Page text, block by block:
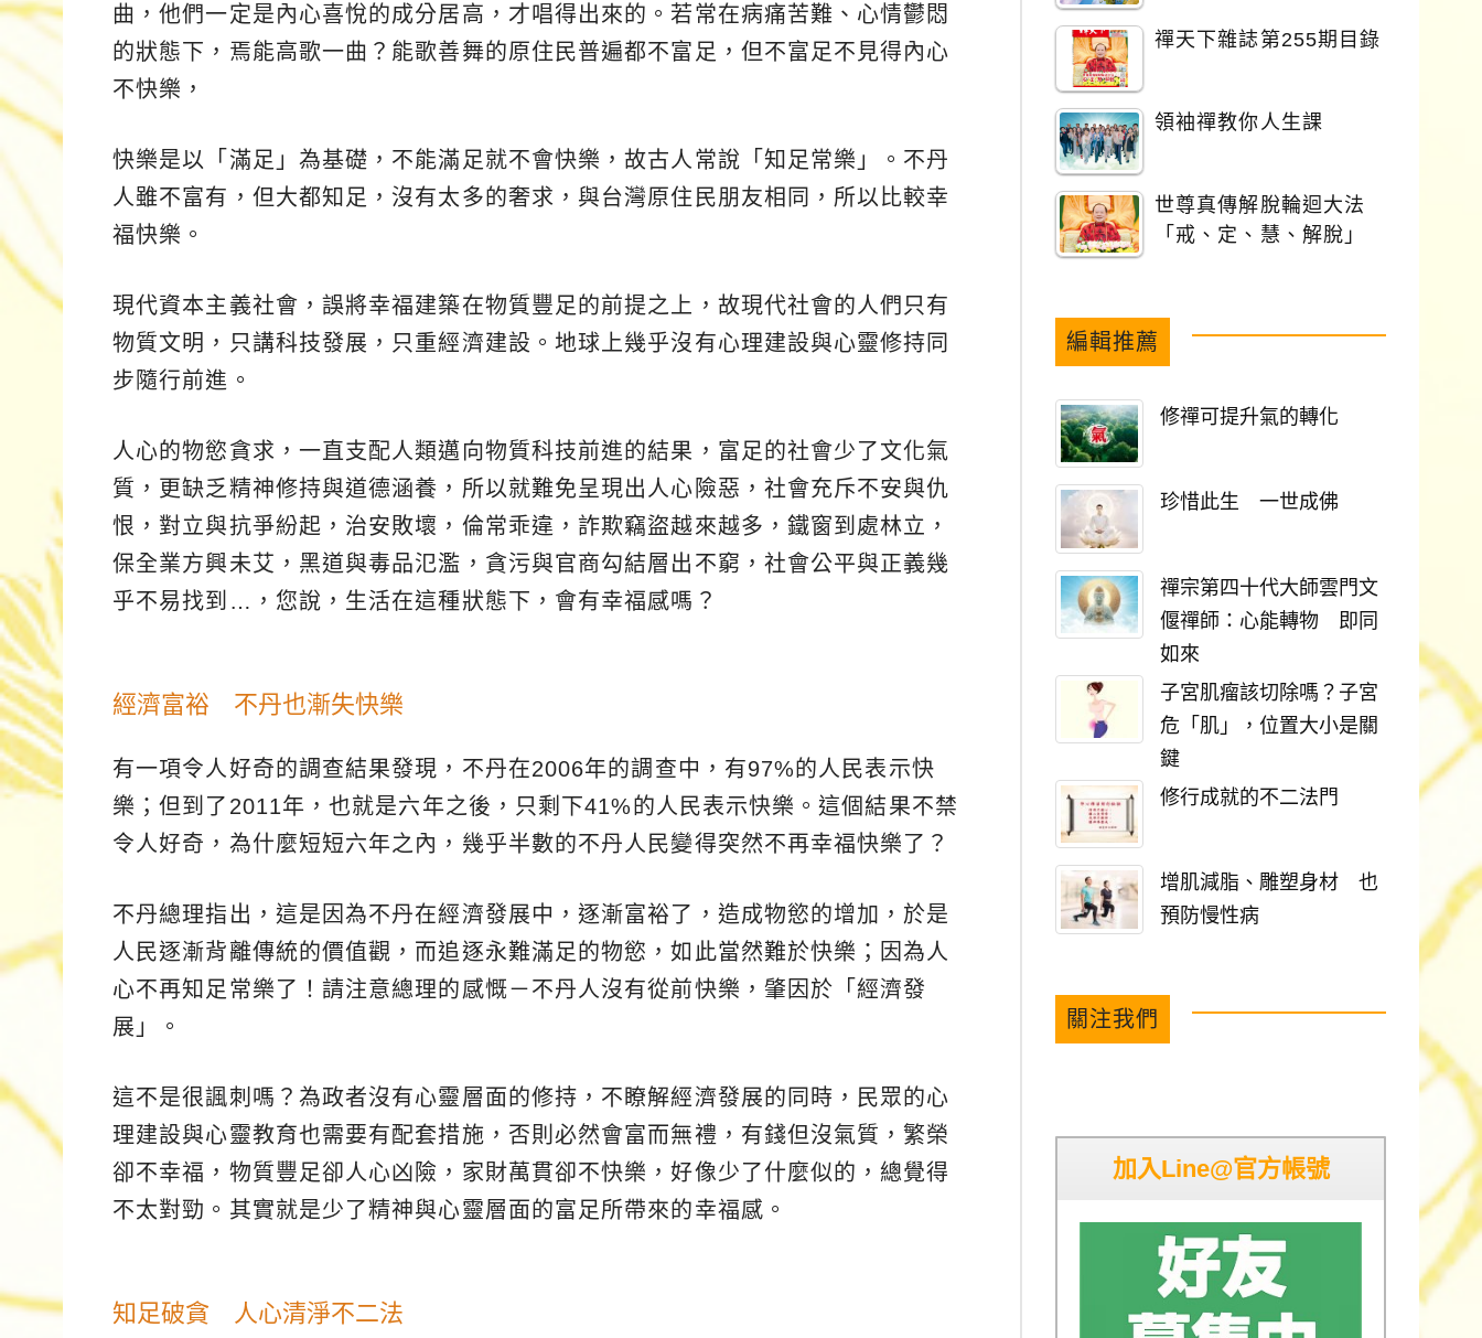
曲，他們一定是內心喜悅的成分居高，才唱得出來的。若常在病痛苦難、心情鬱悶
的狀態下，焉能高歌一曲？能歌善舞的原住民普遍都不富足，但不富足不見得內心
不快樂，
快樂是以「滿足」為基礎，不能滿足就不會快樂，故古人常說「知足常樂」。不丹
人雖不富有，但大都知足，沒有太多的奢求，與台灣原住民朋友相同，所以比較幸
福快樂。
現代資本主義社會，誤將幸福建築在物質豐足的前提之上，故現代社會的人們只有
物質文明，只講科技發展，只重經濟建設。地球上幾乎沒有心理建設與心靈修持同
步隨行前進。
人心的物慾貪求，一直支配人類邁向物質科技前進的結果，富足的社會少了文化氣
質，更缺乏精神修持與道德涵養，所以就難免呈現出人心險惡，社會充斥不安與仇
恨，對立與抗爭紛起，治安敗壞，倫常乖違，詐欺竊盜越來越多，鐵窗到處林立，
保全業方興未艾，黑道與毒品氾濫，貪污與官商勾結層出不窮，社會公平與正義幾
乎不易找到…，您說，生活在這種狀態下，會有幸福感嗎？
經濟富裕 不丹也漸失快樂
有一項令人好奇的調查結果發現，不丹在2006年的調查中，有97%的人民表示快
樂；但到了2011年，也就是六年之後，只剩下41%的人民表示快樂。這個結果不禁
令人好奇，為什麼短短六年之內，幾乎半數的不丹人民變得突然不再幸福快樂了？
不丹總理指出，這是因為不丹在經濟發展中，逐漸富裕了，造成物慾的增加，於是
人民逐漸背離傳統的價值觀，而追逐永難滿足的物慾，如此當然難於快樂；因為人
心不再知足常樂了！請注意總理的感慨－不丹人沒有從前快樂，肇因於「經濟發
展」。
這不是很諷刺嗎？為政者沒有心靈層面的修持，不瞭解經濟發展的同時，民眾的心
理建設與心靈教育也需要有配套措施，否則必然會富而無禮，有錢但沒氣質，繁榮
卻不幸福，物質豐足卻人心凶險，家財萬貫卻不快樂，好像少了什麼似的，總覺得
不太對勁。其實就是少了精神與心靈層面的富足所帶來的幸福感。
知足破貪 人心清淨不二法
禪天下雜誌第255期目錄
領袖禪教你人生課
世尊真傳解脫輪迴大法
「戒、定、慧、解脫」
編輯推薦
修禪可提升氣的轉化
珍惜此生 一世成佛
禪宗第四十代大師雲門文
偃禪師：心能轉物 即同
如來
子宮肌瘤該切除嗎？子宮
危「肌」，位置大小是關
鍵
修行成就的不二法門
增肌減脂、雕塑身材 也
預防慢性病
關注我們
加入Line@官方帳號